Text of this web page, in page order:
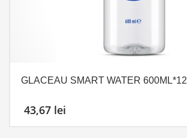
GLACEAU SMART WATER 600ML*12
43,67 lei